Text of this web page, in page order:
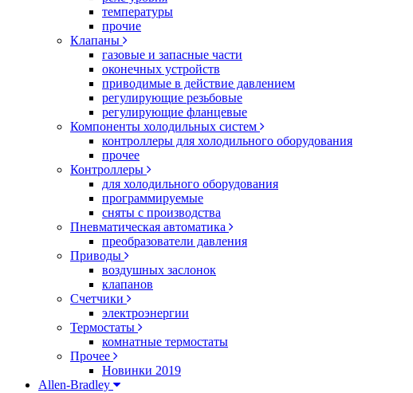
температуры
прочие
Клапаны
газовые и запасные части
оконечных устройств
приводимые в действие давлением
регулирующие резьбовые
регулирующие фланцевые
Компоненты холодильных систем
контроллеры для холодильного оборудования
прочее
Контроллеры
для холодильного оборудования
программируемые
сняты с производства
Пневматическая автоматика
преобразователи давления
Приводы
воздушных заслонок
клапанов
Счетчики
электроэнергии
Термостаты
комнатные термостаты
Прочее
Новинки 2019
Allen-Bradley